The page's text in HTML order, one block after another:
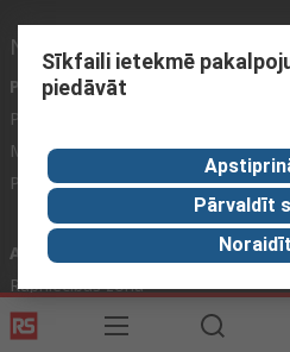
Noderīgas saites
Palīdzība
Piegādes iespējas
Mans konts
Pakalpojumi
Visā Pasaulē
Reliable
Atklājums
Rūpniecības zona
Pārtikas un dzērienu nozare
Sīkfaili ietekmē
piedāvāt
Pārvaldīt